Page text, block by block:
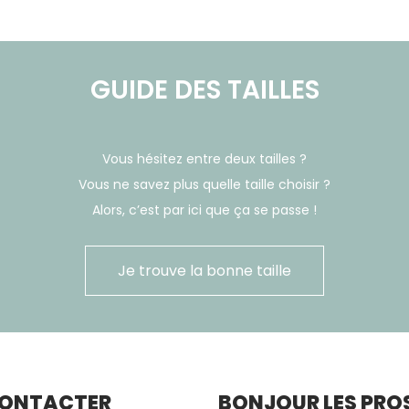
GUIDE DES TAILLES
Vous hésitez entre deux tailles ?
Vous ne savez plus quelle taille choisir ?
Alors, c’est par ici que ça se passe !
Je trouve la bonne taille
BONJOUR LES